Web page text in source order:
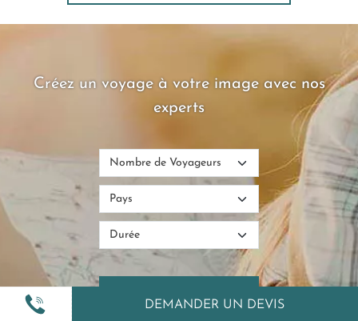
DEMANDER UN DEVIS
Créez un voyage à votre image avec nos
experts